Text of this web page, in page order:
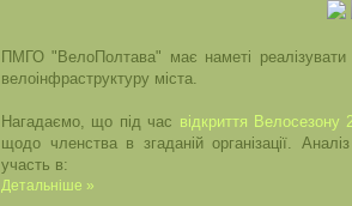
ПМГО "ВелоПолтава" має наметі реалізувати
велоінфраструктуру міста.
Нагадаємо, що під час відкриття Велосезону
щодо членства в згаданій організації.
участь в:
Детальніше »